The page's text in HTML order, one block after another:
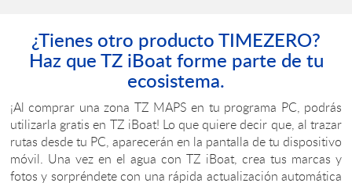
¿Tienes otro producto TIMEZERO?
Haz que TZ iBoat forme parte de tu
ecosistema.
¡Al comprar una zona TZ MAPS en tu programa PC, podrás
utilizarla gratis en TZ iBoat! Lo que quiere decir que, al trazar
rutas desde tu PC, aparecerán en la pantalla de tu dispositivo
móvil. Una vez en el agua con TZ iBoat, crea tus marcas y
fotos y sorpréndete con una rápida actualización automática